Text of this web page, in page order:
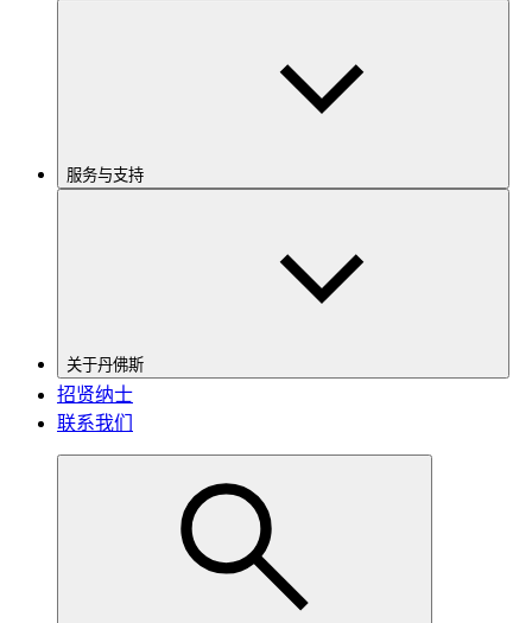
服务与支持
关于丹佛斯
招贤纳士
联系我们